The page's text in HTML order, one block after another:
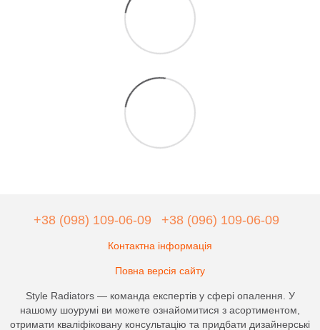
+38 (098) 109-06-09 +38 (096) 109-06-09
Контактна інформація
Повна версія сайту
Style Radiators — команда експертів у сфері опалення. У
нашому шоурумі ви можете ознайомитися з асортиментом,
отримати кваліфіковану консультацію та придбати дизайнерські